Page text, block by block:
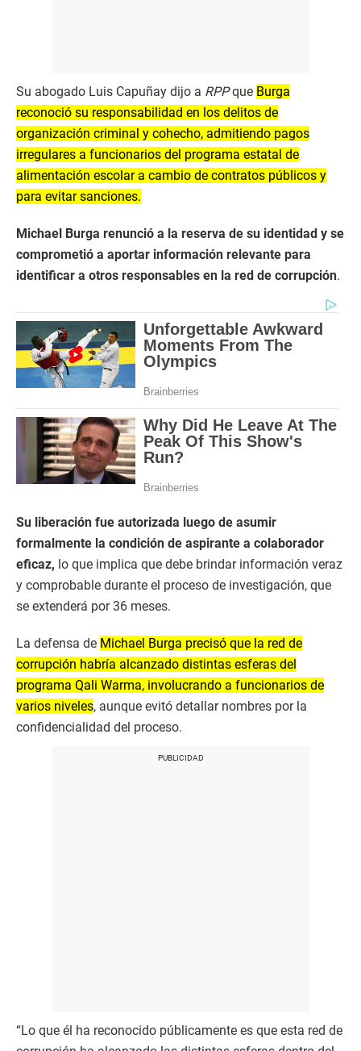
Su abogado Luis Capuñay dijo a RPPque Burga
reconoció su responsabilidad en los delitos de
organización criminal y cohecho, admitiendo pagos
irregulares a funcionarios del programa estatal de
alimentación escolar a cambio de contratos públicos y
para evitar sanciones.
Michael Burga renunció a la reserva de su identidad y se
comprometió a aportar información relevante para
identificar a otros responsables en la red de corrupción.
Su liberación fue autorizada luego de asumir
formalmente la condición de aspirante a colaborador
eficaz, lo que implica que debe brindar información veraz
y comprobable durante el proceso de investigación, que
se extenderá por 36 meses.
La defensa de Michael Burga precisó que la red de
corrupción habría alcanzado distintas esferas del
programa Qali Warma, involucrando a funcionarios de
varios niveles, aunque evitó detallar nombres por la
confidencialidad del proceso.
“Lo que él ha reconocido públicamente es que esta red de